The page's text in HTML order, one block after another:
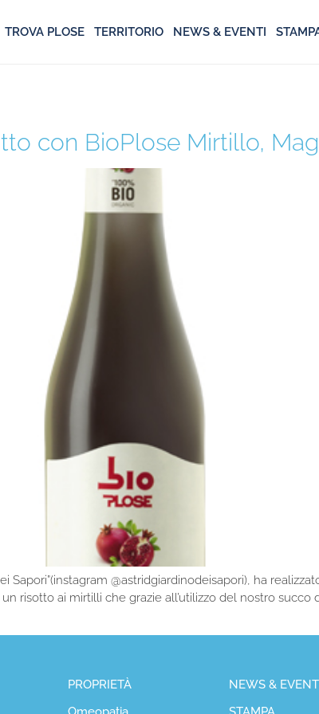
TROVA PLOSE TERRITORIO NEWS & EVENTI
con BioPlose Mirtillo,
Sapori”(instagram @astridgiardinodeisapori), ha
risotto ai mirtilli che grazie all’utilizzo del nostro
PROPRIETÀ
NEWS &